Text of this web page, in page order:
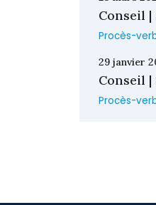
Conseil
Procès-
29 janvier
Conseil
Procès-